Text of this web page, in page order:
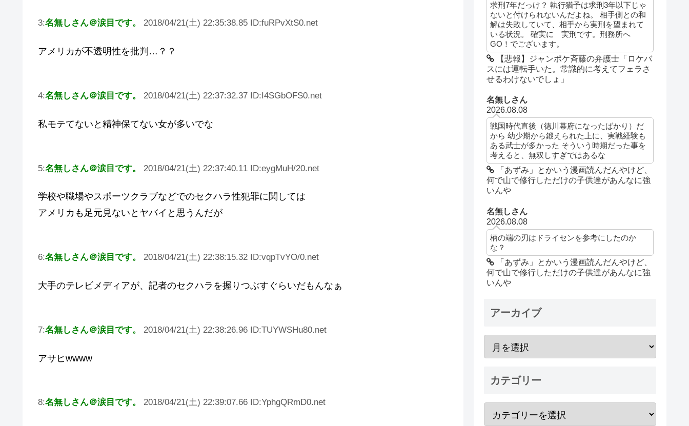
3:名無しさん＠涙目です。 2018/04/21(土) 22:35:38.85 ID:fuRPvXtS0.net
アメリカが不透明性を批判…？？
4:名無しさん＠涙目です。 2018/04/21(土) 22:37:32.37 ID:I4SGbOFS0.net
私モテてないと精神保てない女が多いでな
5:名無しさん＠涙目です。 2018/04/21(土) 22:37:40.11 ID:eygMuH/20.net
学校や職場やスポーツクラブなどでのセクハラ性犯罪に関しては
アメリカも足元見ないとヤバイと思うんだが
6:名無しさん＠涙目です。 2018/04/21(土) 22:38:15.32 ID:vqpTvYO/0.net
大手のテレビメディアが、記者のセクハラを握りつぶすぐらいだもんなぁ
7:名無しさん＠涙目です。 2018/04/21(土) 22:38:26.96 ID:TUYWSHu80.net
アサヒwwww
8:名無しさん＠涙目です。 2018/04/21(土) 22:39:07.66 ID:YphgQRmD0.net
求刑7年だっけ？ 執行猶予は求刑3年以下じゃ
ないと付けられないんだよね。 相手側との和
解は失敗していて、相手から実刑を望まれて
いる状況。 確実に 実刑です。刑務所へ
GO！でございます。
【悲報】ジャンポケ斉藤の弁護士「ロケバ
スには運転手いた。常識的に考えてフェラさ
せるわけないでしょ」
名無しさん
2026.08.08
戦国時代直後（徳川幕府になったばかり）だ
から 幼少期から鍛えられた上に、実戦経験も
ある武士が多かった そういう時期だった事を
考えると、無双しすぎではあるな
「あずみ」とかいう漫画読んだんやけど、
何で山で修行しただけの子供達があんなに強
いんや
名無しさん
2026.08.08
柄の端の刃はドライセンを参考にしたのか
な？
「あずみ」とかいう漫画読んだんやけど、
何で山で修行しただけの子供達があんなに強
いんや
アーカイブ
カテゴリー